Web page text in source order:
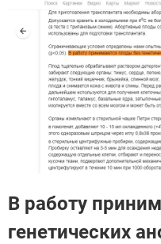
В работу
генетических